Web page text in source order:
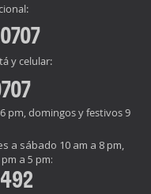
y celular:
pm, domingos y festivos 9
a sábado 10 am a 8 pm,
a 5 pm: